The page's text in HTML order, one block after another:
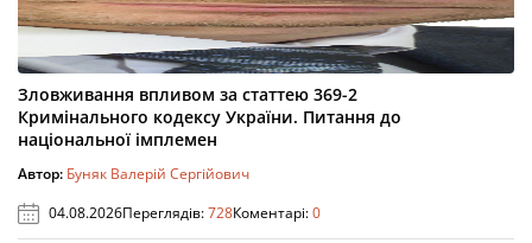
Зловживання впливом за статтею 369-2
Кримінального кодексу України. Питання до
національної імплемен
Автор: Буняк Валерій Сергійович
04.08.2026Переглядів:728Коментарі:0